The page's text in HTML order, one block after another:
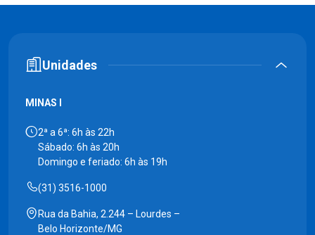
Unidades
MINAS I
2ª a 6ª: 6h às 22h
Sábado: 6h às 20h
Domingo e feriado: 6h às 19h
(31) 3516-1000
Rua da Bahia, 2.244 – Lourdes –
Belo Horizonte/MG